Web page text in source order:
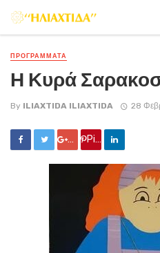
ΠΡΟΓΡΑΜΜΑΤΑ
Η Κυρά
By ILIAXTIDA ILIAXTIDA 28
Google +
Pin it